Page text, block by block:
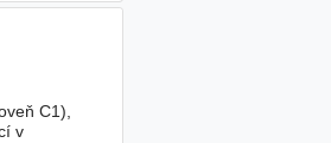
C1),
v